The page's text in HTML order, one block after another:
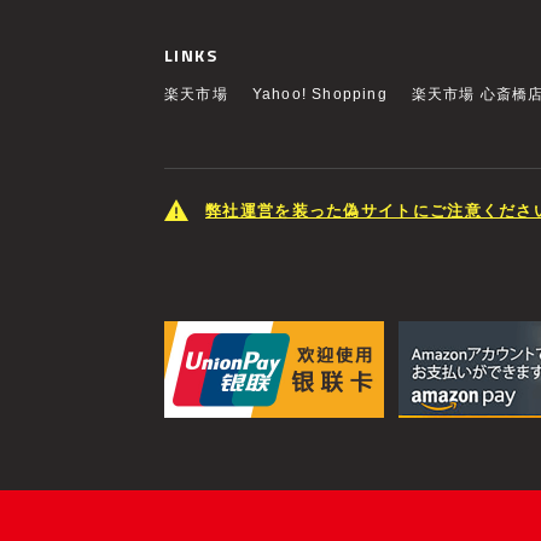
LINKS
楽天市場 Yahoo! Shopping 楽天市場 心斎橋
弊社運営を装った偽サイトにご注意くださ